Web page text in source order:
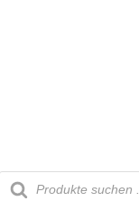
Products
search